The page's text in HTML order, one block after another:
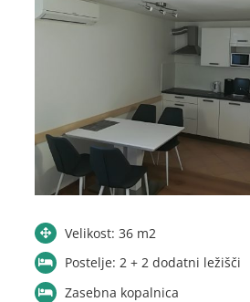
Velikost: 36 m2
Postelje: 2 + 2 dodatni ležišči
Zasebna kopalnica